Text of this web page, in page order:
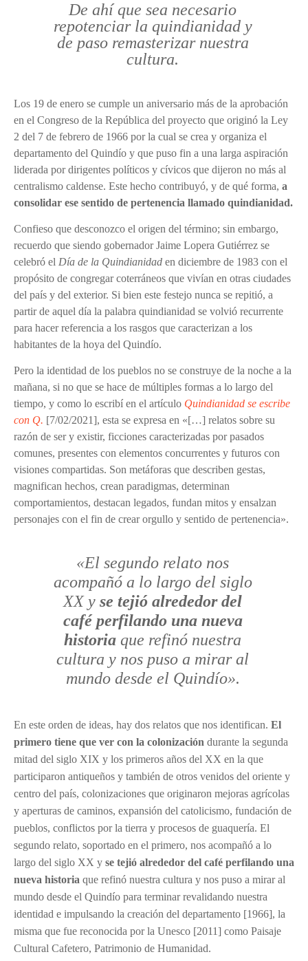
De ahí que sea necesario
repotenciar la quindianidad y
de paso remasterizar nuestra
cultura.
Los 19 de enero se cumple un aniversario más de la aprobación
en el Congreso de la República del proyecto que originó la Ley
2 del 7 de febrero de 1966 por la cual se crea y organiza el
departamento del Quindío y que puso fin a una larga aspiración
liderada por dirigentes políticos y cívicos que dijeron no más al
centralismo caldense. Este hecho contribuyó, y de qué forma, a
consolidar ese sentido de pertenencia llamado quindianidad.
Confieso que desconozco el origen del término; sin embargo,
recuerdo que siendo gobernador Jaime Lopera Gutiérrez se
celebró el Día de la Quindianidad en diciembre de 1983 con el
propósito de congregar coterráneos que vivían en otras ciudades
del país y del exterior. Si bien este festejo nunca se repitió, a
partir de aquel día la palabra quindianidad se volvió recurrente
para hacer referencia a los rasgos que caracterizan a los
habitantes de la hoya del Quindío.
Pero la identidad de los pueblos no se construye de la noche a la
mañana, si no que se hace de múltiples formas a lo largo del
tiempo, y como lo escribí en el artículo Quindianidad se escribe
con Q. [7/02/2021], esta se expresa en «[…] relatos sobre su
razón de ser y existir, ficciones caracterizadas por pasados
comunes, presentes con elementos concurrentes y futuros con
visiones compartidas. Son metáforas que describen gestas,
magnifican hechos, crean paradigmas, determinan
comportamientos, destacan legados, fundan mitos y ensalzan
personajes con el fin de crear orgullo y sentido de pertenencia».
«El segundo relato nos
acompañó a lo largo del siglo
XX yse tejió alrededor del
café perfilando una nueva
historia que refinó nuestra
cultura y nos puso a mirar al
mundo desde el Quindío».
En este orden de ideas, hay dos relatos que nos identifican. El
primero tiene que ver con la colonización durante la segunda
mitad del siglo XIX y los primeros años del XX en la que
participaron antiqueños y también de otros venidos del oriente y
centro del país, colonizaciones que originaron mejoras agrícolas
y aperturas de caminos, expansión del catolicismo, fundación de
pueblos, conflictos por la tierra y procesos de guaquería. El
segundo relato, soportado en el primero, nos acompañó a lo
largo del siglo XX y se tejió alrededor del café perfilando una
nueva historia que refinó nuestra cultura y nos puso a mirar al
mundo desde el Quindío para terminar revalidando nuestra
identidad e impulsando la creación del departamento [1966], la
misma que fue reconocida por la Unesco [2011] como Paisaje
Cultural Cafetero, Patrimonio de Humanidad.